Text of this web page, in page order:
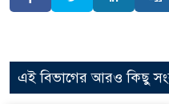
এই বিভাগের আরও কিছু